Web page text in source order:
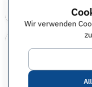
Wir verwenden
Technik
Einsatzbereiche
Business, Strategy &